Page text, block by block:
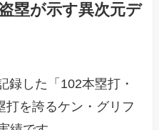
塁が示す異次元デ
録した「102本塁打・
打を誇るケン・グリフ